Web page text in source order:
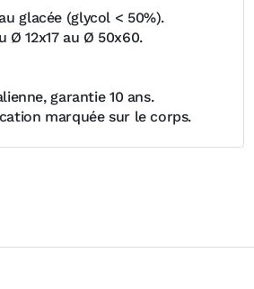
glacée (glycol < 50%).
Ø 12x17 au Ø 50x60.
garantie 10 ans.
marquée sur le corps.